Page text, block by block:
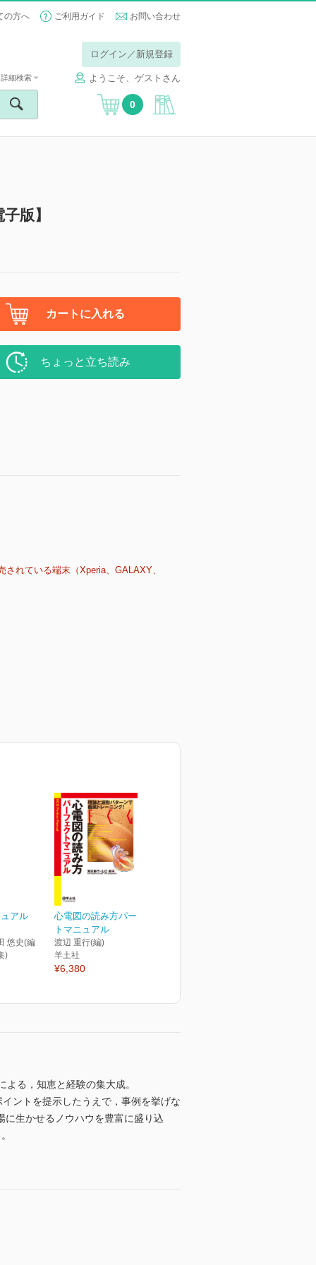
の方へ ご利用ガイド お問い合わせ
ログイン／新規登録
ようこそ、ゲストさん
詳細検索
0
版】
カートに入れる
ちょっと立ち読み
れている端末（Xperia、GALAXY、
ュアル
悠史(編
)
心電図の読み方パーフェク
トマニュアル
渡辺 重行(編)
羊土社
¥6,380
る，知恵と経験の集大成。
ントを提示したうえで，事例を挙げな
生かせるノウハウを豊富に盛り込